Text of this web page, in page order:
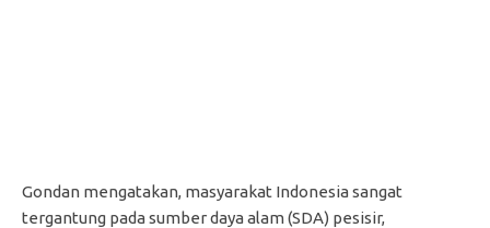
Gondan mengatakan, masyarakat Indonesia sangat
tergantung pada sumber daya alam (SDA) pesisir,